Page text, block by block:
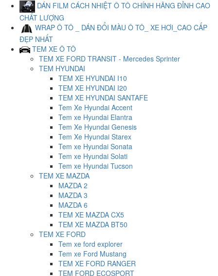
DÁN FILM CÁCH NHIỆT Ô TÔ CHÍNH HÃNG ĐỈNH CAO
CHẤT LƯỢNG
WRAP Ô TÔ _ DÁN ĐỔI MÀU Ô TÔ_ XE HƠI_CAO CẤP
ĐẸP NHẤT
TEM XE Ô TÔ
TEM XE FORD TRANSIT - Mercedes Sprinter
TEM HYUNDAI
TEM XE HYUNDAI I10
TEM XE HYUNDAI I20
TEM XE HYUNDAI SANTAFE
Tem Xe Hyundai Accent
Tem xe Hyundai Elantra
Tem Xe Hyundai Genesis
Tem Xe Hyundai Starex
Tem xe Hyundai Sonata
Tem xe Hyundai Solati
Tem xe Hyundai Tucson
TEM XE MAZDA
MAZDA 2
MAZDA 3
MAZDA 6
TEM XE MAZDA CX5
TEM XE MAZDA BT50
TEM XE FORD
Tem xe ford explorer
Tem xe Ford Mustang
TEM XE FORD RANGER
TEM FORD ECOSPORT